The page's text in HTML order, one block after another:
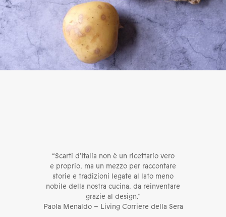
“Scarti d’Italia non è un ricettario vero
e proprio, ma un mezzo per raccontare
storie e tradizioni legate al lato meno
nobile della nostra cucina. da reinventare
grazie al design.”
Paola Menaldo – Living Corriere della Sera